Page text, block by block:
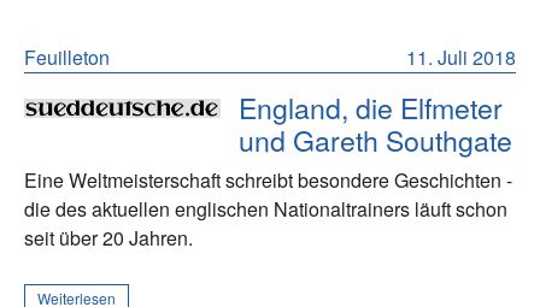
11. Juli 2018
Feuilleton
England, die Elfmeter
und Gareth Southgate
Eine Weltmeisterschaft schreibt besondere Geschichten -
die des aktuellen englischen Nationaltrainers läuft schon
seit über 20 Jahren.
Weiterlesen